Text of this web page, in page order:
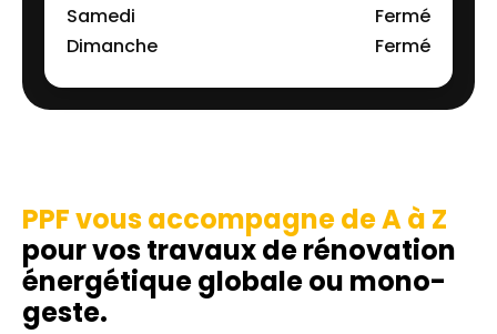
Samedi
Fermé
Dimanche
Fermé
PPF vous accompagne de A à Z
pour vos travaux de rénovation
énergétique globale ou mono-
geste.